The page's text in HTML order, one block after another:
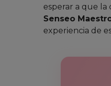
esperar a que la
Senseo
experiencia de